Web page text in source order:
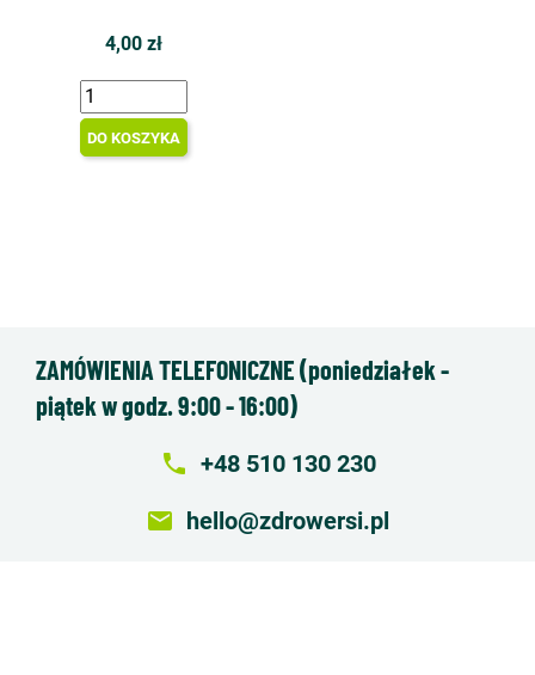
4,00 zł
DO KOSZYKA
ZAMÓWIENIA TELEFONICZNE (poniedziałek -
piątek w godz. 9:00 - 16:00)
local_phone +48 510 130 230
email hello@zdrowersi.pl